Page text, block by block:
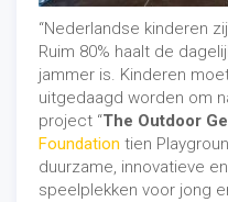
“Nederlandse kinderen
Ruim 80% haalt de
jammer is. Kinderen
uitgedaagd worden om
project “The Outdoor
Foundation tien
duurzame, innovatieve
speelplekken voor jong